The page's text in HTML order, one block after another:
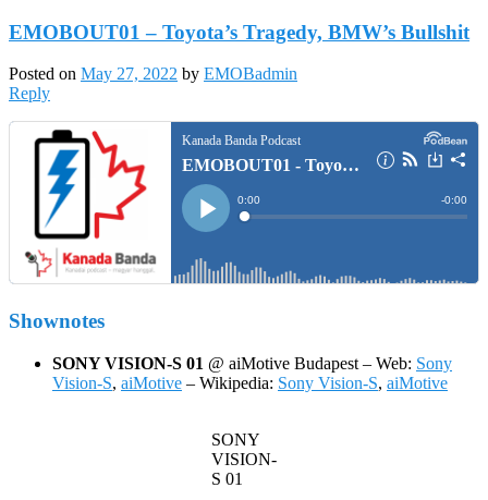
EMOBOUT01 – Toyota’s Tragedy, BMW’s Bullshit
Posted on May 27, 2022 by EMOBadmin
Reply
Shownotes
SONY VISION-S 01 @ aiMotive Budapest – Web: Sony
Vision-S, aiMotive – Wikipedia: Sony Vision-S, aiMotive
SONY
VISION-
S 01